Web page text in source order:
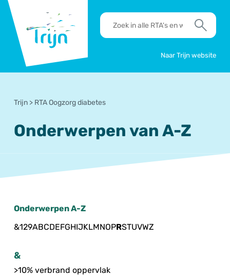
Trijn
RTA's
en
Zoek
Naar Trijn website
Trijn > RTA Oogzorg diabetes
Onderwerpen van A-Z
Onderwerpen A-Z
&129ABCDEFGHIJKLMNOPRSTUVWZ
&
>10% verbrand oppervlak